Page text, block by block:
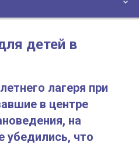
детей в
лагеря при
в центре
на
убедились, что